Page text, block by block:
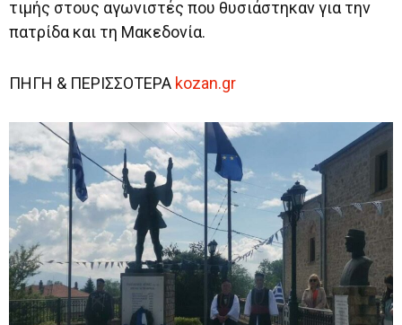
τιμής στους αγωνιστές που θυσιάστηκαν για την
πατρίδα και τη Μακεδονία.
ΠΗΓΗ & ΠΕΡΙΣΣΟΤΕΡΑ kozan.gr